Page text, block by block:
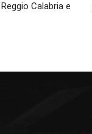
Calabria e